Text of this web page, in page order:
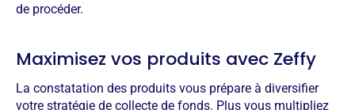
de procéder.
Maximisez vos produits avec Zeffy
La constatation des produits vous prépare à diversifier
votre stratégie de collecte de fonds. Plus vous multipliez